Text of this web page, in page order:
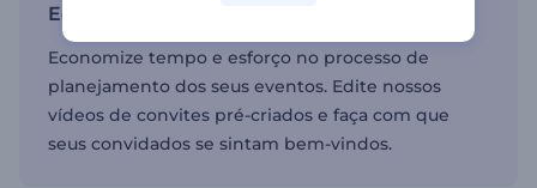
Economize tempo no processo de edição
Economize tempo e esforço no processo de
planejamento dos seus eventos. Edite nossos
vídeos de convites pré-criados e faça com que
seus convidados se sintam bem-vindos.